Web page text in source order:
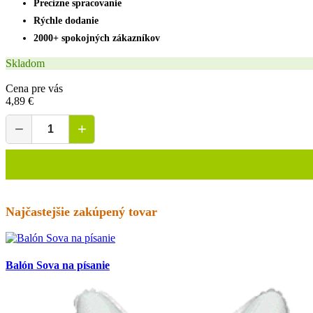
Precízne spracovanie
Rýchle dodanie
2000+ spokojných zákazníkov
Skladom
Cena pre vás
4,89 €
− +
Najčastejšie zakúpený tovar
Balón Sova na písanie